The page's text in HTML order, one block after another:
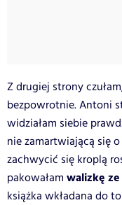
Z drugiej strony
bezpowrotnie. Antoni
widziałam siebie
nie zamartwiającą się
zachwycić się kroplą
pakowałam walizkę ze
książka wkładana do